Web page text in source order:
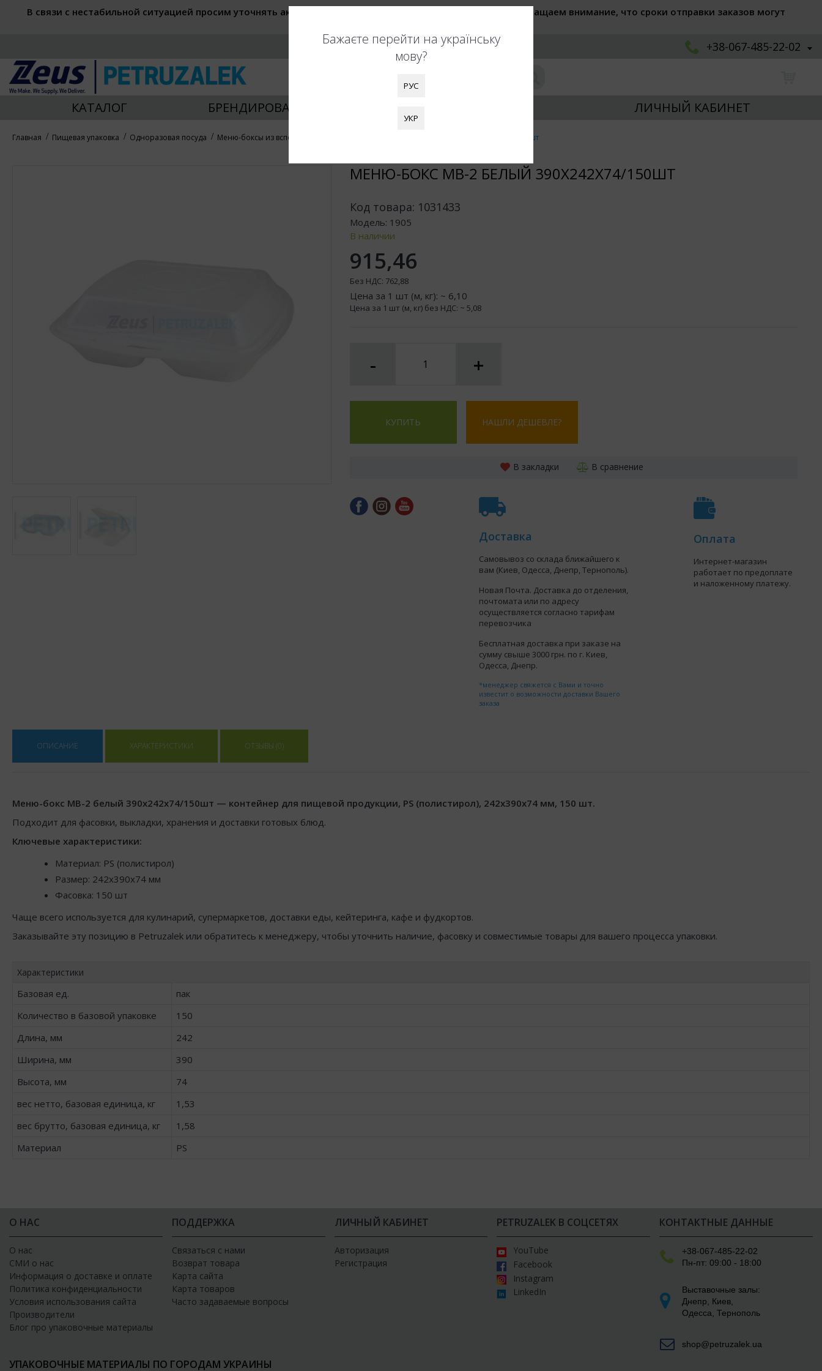
В связи с нестабильной ситуацией просим уточнять актуальные цены при оформлении заказа. Также обращаем внимание, что сроки отправки заказов могут
+38-067-485-22-02
КАТАЛОГ БРЕНДИРОВАНИЕ УПАКОВКИ ЛИЧНЫЙ КАБИНЕТ
Главная Пищевая упаковка Одноразовая посуда Меню-боксы из вспененного полистирола Меню-бокс МВ-2 белый 390х242х74/150шт
МЕНЮ-БОКС МВ-2 БЕЛЫЙ 390Х242Х74/150ШТ
Код товара: 1031433
Модель: 1905
В наличии
915,46
Без НДС: 762,88
Цена за 1 шт (м, кг): ~ 6,10
Цена за 1 шт (м, кг) без НДС: ~ 5,08
- +
КУПИТЬ НАШЛИ ДЕШЕВЛЕ?
В закладки В сравнение
Доставка
Самовывоз со склада ближайшего к
вам (Киев, Одесса, Днепр, Тернополь).
Новая Почта. Доставка до отделения,
почтомата или по адресу
осуществляется согласно тарифам
перевозчика
Бесплатная доставка при заказе на
сумму свыше 3000 грн. по г. Киев,
Одесса, Днепр.
*менеджер свяжется с Вами и точно
известит о возможности доставки Вашего
заказа
Оплата
Интернет-магазин
работает по предоплате
и наложенному платежу.
ОПИСАНИЕ ХАРАКТЕРИСТИКИ ОТЗЫВЫ (0)
Меню-бокс МВ-2 белый 390х242х74/150шт — контейнер для пищевой продукции, PS (полистирол), 242x390x74 мм, 150 шт.
Подходит для фасовки, выкладки, хранения и доставки готовых блюд.
Ключевые характеристики:
Материал: PS (полистирол)
Размер: 242x390x74 мм
Фасовка: 150 шт
Чаще всего используется для кулинарий, супермаркетов, доставки еды, кейтеринга, кафе и фудкортов.
Заказывайте эту позицию в Petruzalek или обратитесь к менеджеру, чтобы уточнить наличие, фасовку и совместимые товары для вашего процесса упаковки.
Характеристики
Базовая ед.
пак
Количество в базовой упаковке
150
Длина, мм
242
Ширина, мм
390
Высота, мм
74
вес нетто, базовая единица, кг
1,53
вес брутто, базовая единица, кг
1,58
Материал
PS
Бажаєте перейти на українську
мову?
РУС
УКР
О НАС
О нас
СМИ о нас
Информация о доставке и оплате
Политика конфиденциальности
Условия использования сайта
Производители
Блог про упаковочные материалы
ПОДДЕРЖКА
Связаться с нами
Возврат товара
Карта сайта
Карта товаров
Часто задаваемые вопросы
ЛИЧНЫЙ КАБИНЕТ
Авторизация
Регистрация
PETRUZALEK В СОЦСЕТЯХ
YouTube
Facebook
Instagram
LinkedIn
КОНТАКТНЫЕ ДАННЫЕ
+38-067-485-22-02
Пн-пт: 09:00 - 18:00
Выставочные залы:
Днепр
Киев
Одесса Тернополь
shop@petruzalek.ua
УПАКОВОЧНЫЕ МАТЕРИАЛЫ ПО ГОРОДАМ УКРАИНЫ